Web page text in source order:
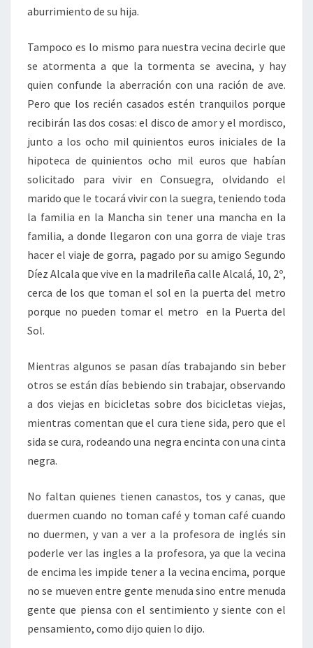
aburrimiento de su hija.
Tampoco es lo mismo para nuestra vecina decirle que
se atormenta a que la tormenta se avecina, y hay
quien confunde la aberración con una ración de ave.
Pero que los recién casados estén tranquilos porque
recibirán las dos cosas: el disco de amor y el mordisco,
junto a los ocho mil quinientos euros iniciales de la
hipoteca de quinientos ocho mil euros que habían
solicitado para vivir en Consuegra, olvidando el
marido que le tocará vivir con la suegra, teniendo toda
la familia en la Mancha sin tener una mancha en la
familia, a donde llegaron con una gorra de viaje tras
hacer el viaje de gorra, pagado por su amigo Segundo
Díez Alcala que vive en la madrileña calle Alcalá, 10, 2º,
cerca de los que toman el sol en la puerta del metro
porque no pueden tomar el metro en la Puerta del
Sol.
Mientras algunos se pasan días trabajando sin beber
otros se están días bebiendo sin trabajar, observando
a dos viejas en bicicletas sobre dos bicicletas viejas,
mientras comentan que el cura tiene sida, pero que el
sida se cura, rodeando una negra encinta con una cinta
negra.
No faltan quienes tienen canastos, tos y canas, que
duermen cuando no toman café y toman café cuando
no duermen, y van a ver a la profesora de inglés sin
poderle ver las ingles a la profesora, ya que la vecina
de encima les impide tener a la vecina encima, porque
no se mueven entre gente menuda sino entre menuda
gente que piensa con el sentimiento y siente con el
pensamiento, como dijo quien lo dijo.